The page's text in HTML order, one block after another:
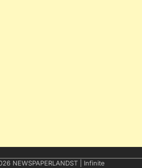
NEWSPAPERLANDST | Infinite